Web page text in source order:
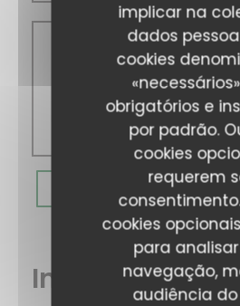
implicar na
dados
cookies
obrigatórios e
por padrão.
cookies
requerem
cookies
para
navegação,
audiência do
12:00 - 14:30
18:00 -
RESERVAR UMA
Informações